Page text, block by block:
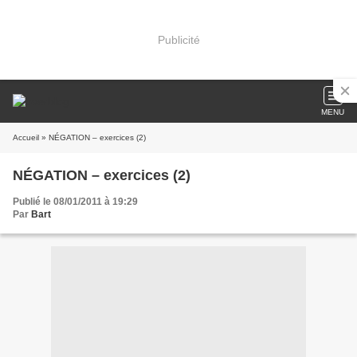
Publicité
MENU
Accueil » NÉGATION – exercices (2)
NÉGATION – exercices (2)
Publié le 08/01/2011 à 19:29
Par Bart